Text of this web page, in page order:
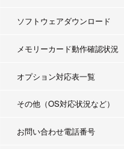
ソフトウェアダウンロード
メモリーカード動作確認状況
オプション対応表一覧
その他（OS対応状況など）
お問い合わせ電話番号